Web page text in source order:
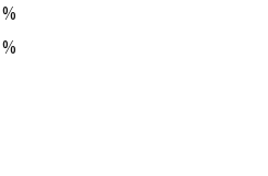
%
%